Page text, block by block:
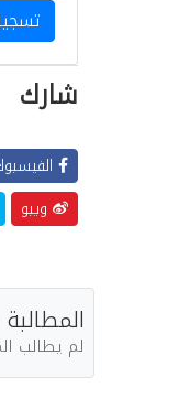
شارك
ويبو
لم يطالب